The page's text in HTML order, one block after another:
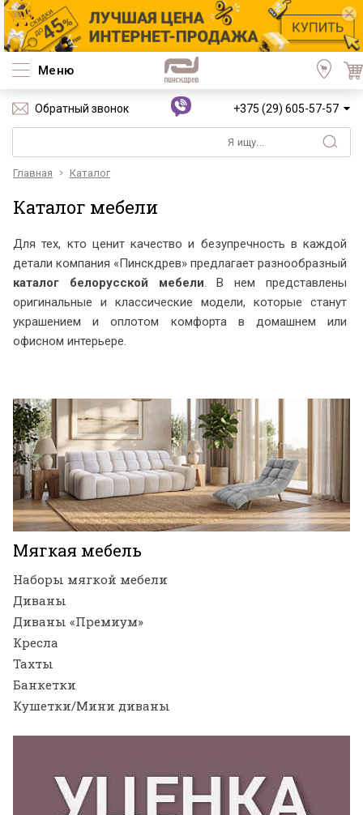
Меню
Обратный звонок +375 (29) 605-57-57
Главная Каталог
Каталог мебели
Для тех, кто ценит качество и безупречность в каждой
детали компания «Пинскдрев» предлагает разнообразный
каталог белорусской мебели. В нем представлены
оригинальные и классические модели, которые станут
украшением и оплотом комфорта в домашнем или
офисном интерьере.
Мягкая мебель
Наборы мягкой мебели
Диваны
Диваны «Премиум»
Кресла
Тахты
Банкетки
Кушетки/Мини диваны